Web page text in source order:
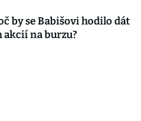
by se Babišovi hodilo dát
akcií na burzu?